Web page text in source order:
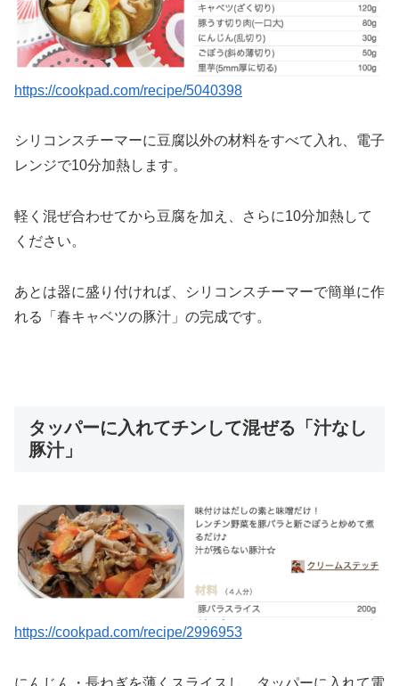
https://cookpad.com/recipe/5040398
シリコンスチーマーに豆腐以外の材料をすべて入れ、電子
レンジで10分加熱します。
軽く混ぜ合わせてから豆腐を加え、さらに10分加熱して
ください。
あとは器に盛り付ければ、シリコンスチーマーで簡単に作
れる「春キャベツの豚汁」の完成です。
タッパーに入れてチンして混ぜる「汁なし
豚汁」
https://cookpad.com/recipe/2996953
にんじん・長ねぎを薄くスライスし、タッパーに入れて電